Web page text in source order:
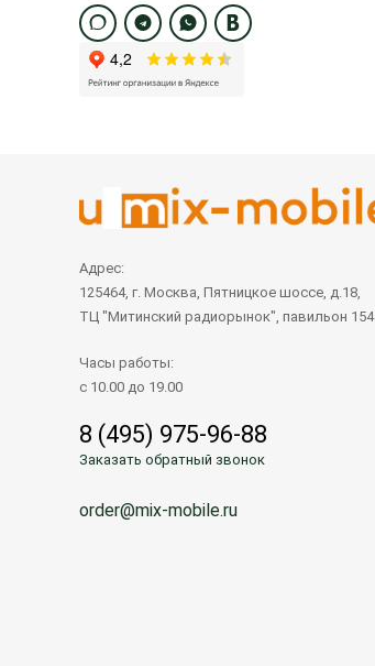
Адрес:
125464, г. Москва, Пятницкое шоссе, д.18,
ТЦ "Митинский радиорынок", павильон 154
Часы работы:
с 10.00 до 19.00
8 (495) 975-96-88
Заказать обратный звонок
order@mix-mobile.ru